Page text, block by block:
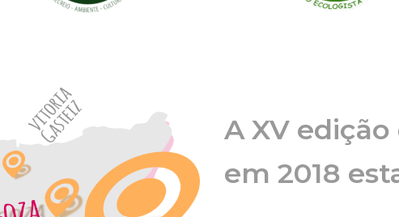
A XV edição
em 2018